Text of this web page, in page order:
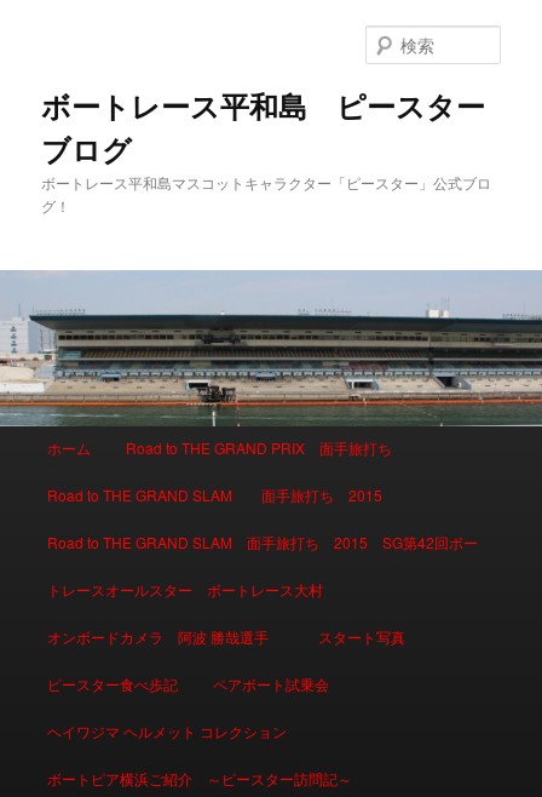
ボートレース平和島 ピースター
ブログ
ボートレース平和島マスコットキャラクター「ピースター」公式ブロ
グ！
索
メインコンテンツへ移動
サブコンテンツへ移動
ホーム Road to THE GRAND PRIX 面手旅打ち
Road to THE GRAND SLAM 面手旅打ち 2015
Road to THE GRAND SLAM 面手旅打ち 2015 SG第42回ボー
トレースオールスター ボートレース大村
オンボードカメラ 阿波 勝哉選手 スタート写真
ピースター食べ歩記 ペアボート試乗会
ヘイワジマ ヘルメット コレクション
ボートピア横浜ご紹介 ～ピースター訪問記～